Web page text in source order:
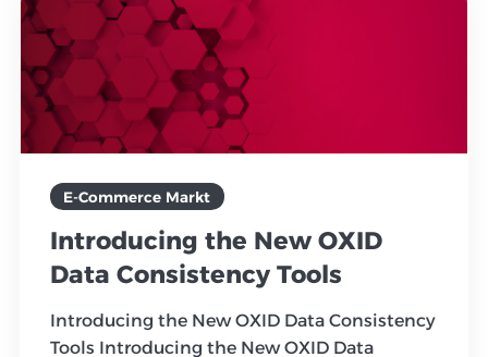
E-Commerce Markt
Introducing the New OXID
Data Consistency Tools
Introducing the New OXID Data Consistency
Tools Introducing the New OXID Data